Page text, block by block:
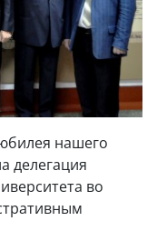
нашего
делегация
во